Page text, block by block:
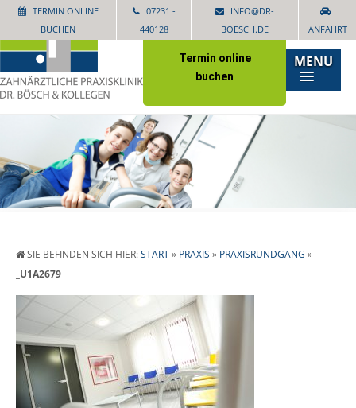
TERMIN ONLINE
BUCHEN
07231 -
440128
INFO@DR-
BOESCH.DE
ANFAHRT
Termin online
buchen
MENU
SIE BEFINDEN SICH HIER:START» PRAXIS » PRAXISRUNDGANG »
_U1A2679